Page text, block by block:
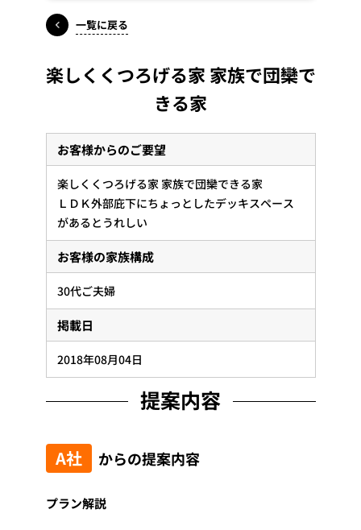
一覧に戻る
楽しくくつろげる家 家族で団欒で
きる家
お客様からのご要望
楽しくくつろげる家 家族で団欒できる家
ＬＤＫ外部庇下にちょっとしたデッキスペース
があるとうれしい
お客様の家族構成
30代ご夫婦
掲載日
2018年08月04日
提案内容
A社 からの提案内容
プラン解説